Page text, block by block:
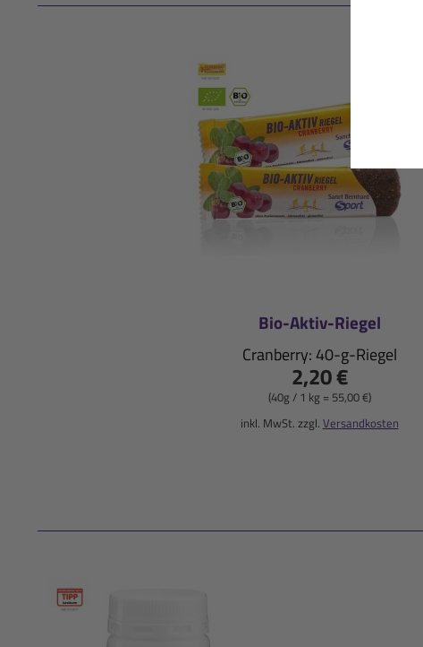
Bio-Aktiv-Riegel
Cranberry: 40-g-Riegel
2,20 €
(40g / 1 kg = 55,00 €)
inkl. MwSt. zzgl. Versandkosten